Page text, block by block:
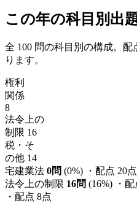
この年の科目別出
全 100 問の科目別の構成。
ります。
権利
関係
8
法令上の
制限 16
税・そ
の他 14
宅建業法 0問 (0%) ・配点 20点
法令上の制限 16問 (16%) ・配
・配点 8点